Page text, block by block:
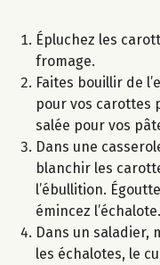
Épluchez les
fromage.
Faites bouillir de
pour vos carottes
salée pour vos
Dans une
blanchir les
l’ébullition.
émincez l’échalote.
Dans un saladier,
les échalotes, le